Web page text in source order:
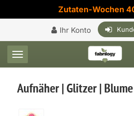
Zutaten-Wochen
Ihr Konto
Toggle navigation
Aufnäher | Glitzer |